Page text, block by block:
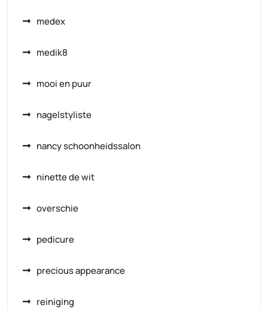
medex
medik8
mooi en puur
nagelstyliste
nancy schoonheidssalon
ninette de wit
overschie
pedicure
precious appearance
reiniging